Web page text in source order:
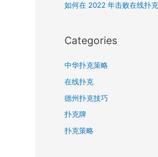
如何在 2022 年击败在线扑
Categories
中华扑克策略
在线扑克
德州扑克技巧
扑克牌
扑克策略